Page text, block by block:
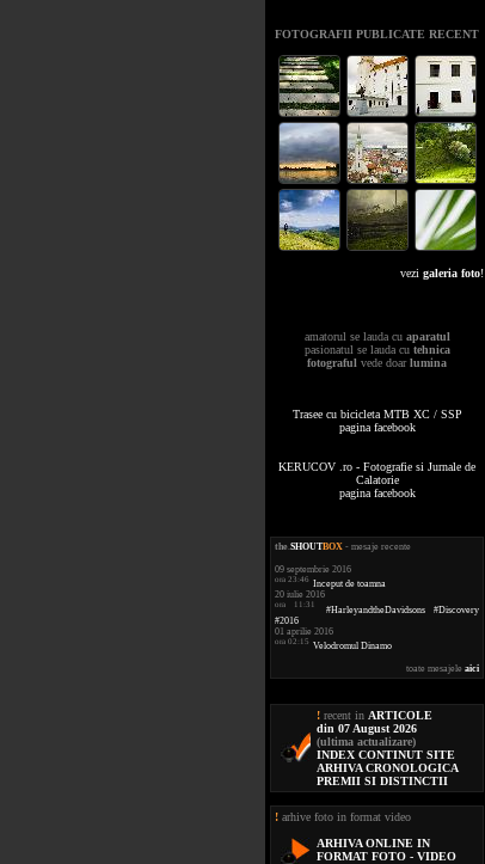
FOTOGRAFII PUBLICATE RECENT
vezi galeria foto!
amatorul se lauda cu aparatul
pasionatul se lauda cu tehnica
fotograful vede doarlumina
Trasee cu bicicleta MTB XC / SSP
pagina facebook
KERUCOV .ro - Fotografie si Jurnale de
Calatorie
pagina facebook
the.SHOUTBOX - mesaje recente
09 septembrie 2016
ora 23:46 Inceput de toamna
20 iulie 2016
ora 11:31
#HarleyandtheDavidsons #Discovery
#2016
01 aprilie 2016
ora 02:15 Velodromul Dinamo
toate mesajele aici
! recent in ARTICOLE
din 07 August 2026
(ultima actualizare)
INDEX CONTINUT SITE
ARHIVA CRONOLOGICA
PREMII SI DISTINCTII
! arhive foto in format video
ARHIVA ONLINE IN
FORMAT FOTO - VIDEO